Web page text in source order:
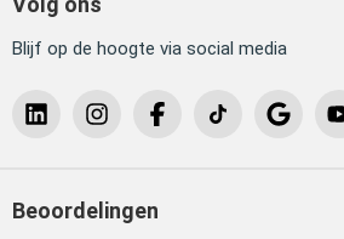
Blijf op de hoogte via social media
Beoordelingen